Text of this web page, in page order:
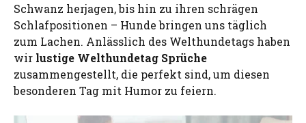
Schwanz herjagen, bis hin zu ihren schrägen
Schlafpositionen – Hunde bringen uns täglich
zum Lachen. Anlässlich des Welthundetags haben
wir lustige Welthundetag Sprüche
zusammengestellt, die perfekt sind, um diesen
besonderen Tag mit Humor zu feiern.